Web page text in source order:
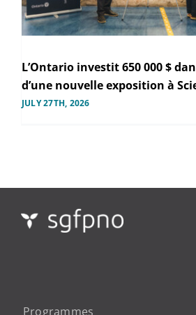
L’Ontario investit 650 000 $
d’une nouvelle exposition à
JULY 27TH, 2026
Programmes